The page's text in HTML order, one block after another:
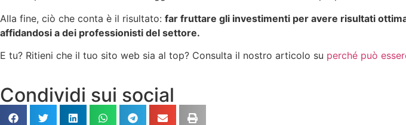
Alla fine, ciò che conta è il risultato: far fruttare gli investimenti per avere risultati
affidandosi a dei professionisti del settore.
E tu? Ritieni che il tuo sito web sia al top? Consulta il nostro articolo su perché può
Condividi sui social